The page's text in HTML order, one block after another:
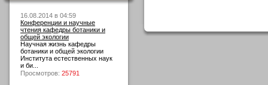
16.08.2014 в 04:59
Конференции и научные
чтения кафедры ботаники и
общей экологии
Научная жизнь кафедры
ботаники и общей экологии
Института естественных наук
и би...
Просмотров: 25791